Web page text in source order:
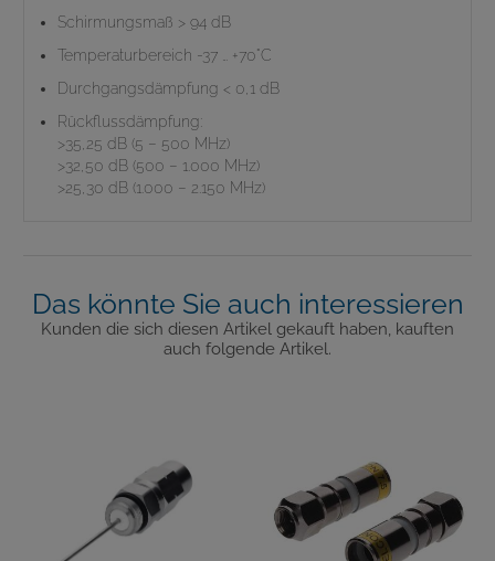
Schirmungsmaß > 94 dB
Temperaturbereich -37 … +70°C
Durchgangsdämpfung < 0,1 dB
Rückflussdämpfung:
>35,25 dB (5 – 500 MHz)
>32,50 dB (500 – 1.000 MHz)
>25,30 dB (1.000 – 2.150 MHz)
Das könnte Sie auch interessieren
Kunden die sich diesen Artikel gekauft haben, kauften
auch folgende Artikel.